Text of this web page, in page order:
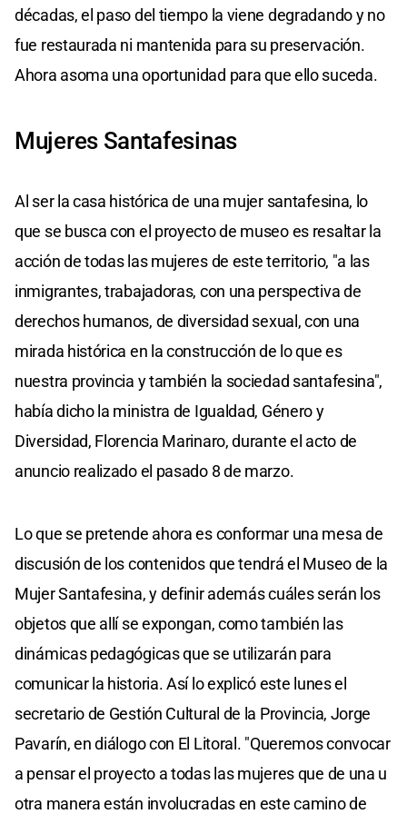
décadas, el paso del tiempo la viene degradando y no
fue restaurada ni mantenida para su preservación.
Ahora asoma una oportunidad para que ello suceda.
Mujeres Santafesinas
Al ser la casa histórica de una mujer santafesina, lo
que se busca con el proyecto de museo es resaltar la
acción de todas las mujeres de este territorio, "a las
inmigrantes, trabajadoras, con una perspectiva de
derechos humanos, de diversidad sexual, con una
mirada histórica en la construcción de lo que es
nuestra provincia y también la sociedad santafesina",
había dicho la ministra de Igualdad, Género y
Diversidad, Florencia Marinaro, durante el acto de
anuncio realizado el pasado 8 de marzo.
Lo que se pretende ahora es conformar una mesa de
discusión de los contenidos que tendrá el Museo de la
Mujer Santafesina, y definir además cuáles serán los
objetos que allí se expongan, como también las
dinámicas pedagógicas que se utilizarán para
comunicar la historia. Así lo explicó este lunes el
secretario de Gestión Cultural de la Provincia, Jorge
Pavarín, en diálogo con El Litoral. "Queremos convocar
a pensar el proyecto a todas las mujeres que de una u
otra manera están involucradas en este camino de